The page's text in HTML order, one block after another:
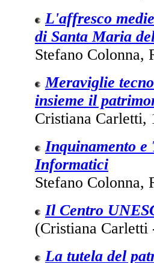
L'affresco
di Santa Maria
Stefano Colonna,
Meraviglie
insieme il
Cristiana Carletti,
Inquinamento
Informatici
Stefano Colonna,
Il Centro
(Cristiana Carletti
La tutela del